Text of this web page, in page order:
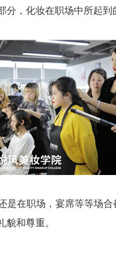
化妆在职场中所起到
在职场，宴席等等场合
和尊重。